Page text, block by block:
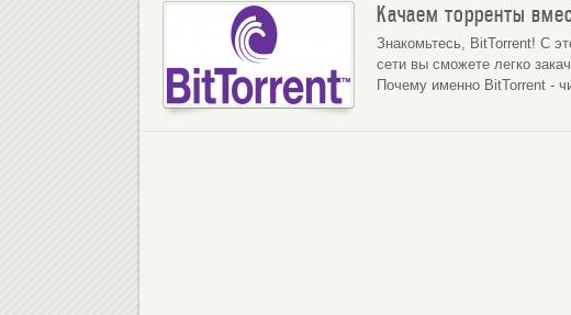
Качаем торренты
Знакомьтесь, BitTorrent! С
сети вы сможете легко
Почему именно BitTorrent -